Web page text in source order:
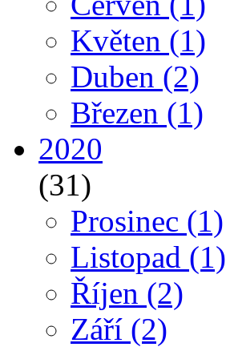
Květen (1)
Duben (2)
Březen (1)
2020
(31)
Prosinec (1)
Listopad (1)
Říjen (2)
Září (2)